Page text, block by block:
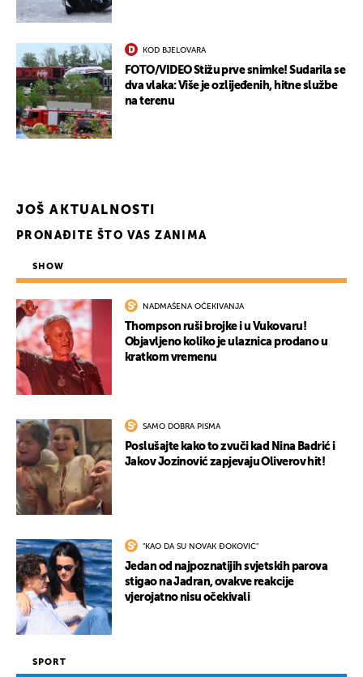
KOD BJELOVARA
FOTO/VIDEO Stižu prve snimke! Sudarila se
dva vlaka: Više je ozlijeđenih, hitne službe
na terenu
JOŠ AKTUALNOSTI
PRONAĐITE ŠTO VAS ZANIMA
SHOW
NADMAŠENA OČEKIVANJA
Thompson ruši brojke i u Vukovaru!
Objavljeno koliko je ulaznica prodano u
kratkom vremenu
SAMO DOBRA PISMA
Poslušajte kako to zvuči kad Nina Badrić i
Jakov Jozinović zapjevaju Oliverov hit!
"KAO DA SU NOVAK ĐOKOVIĆ"
Jedan od najpoznatijih svjetskih parova
stigao na Jadran, ovakve reakcije
vjerojatno nisu očekivali
SPORT